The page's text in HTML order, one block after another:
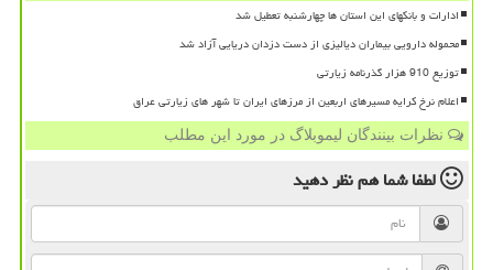
ادارات و بانکهای این استان ها چهارشنبه تعطیل شد
محموله دارویی بیماران دیالیزی از دست دزدان دریایی آزاد شد
توزیع 910 هزار گذرنامه زیارتی
اعلام نرخ کرایه مسیرهای اربعین از مرزهای ایران تا شهر های زیارتی عراق
نظرات بینندگان لیموبلاگ در مورد این مطلب
لطفا شما همنظر دهید